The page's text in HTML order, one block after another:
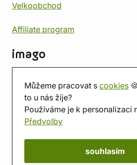
Můžeme pracovat s cookies
to u nás žije?
Používáme je k personalizaci
Předvolby
souhlasím
Velkoobchod
Affiliate program
imago
Prodejna
Herna
O nás
Hodnocení obchodu